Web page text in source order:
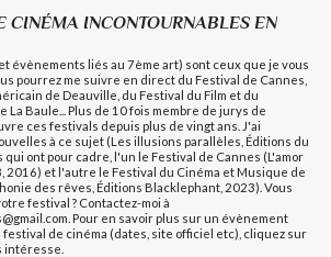
CINÉMA INCONTOURNABLES EN
évènements liés au 7ème art) sont ceux que je vous
pourrez me suivre en direct du Festival de Cannes,
de Deauville, du Festival du Film et du
La Baule... Plus de 10 fois membre de jurys de
ces festivals depuis plus de vingt ans. J'ai
à ce sujet (Les illusions parallèles, Éditions du
qui ont pour cadre, l'un le Festival de Cannes (L'amor
2016) et l'autre le Festival du Cinéma et Musique de
des rêves, Éditions Blacklephant, 2023). Vous
festival ? Contactez-moi à
Pour en savoir plus sur un évènement
de cinéma (dates, site officiel etc), cliquez sur
intéresse.